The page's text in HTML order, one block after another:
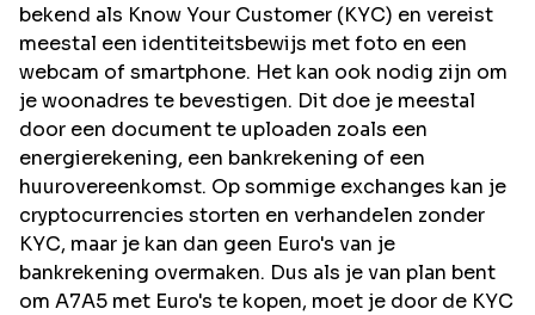
bekend als Know Your Customer (KYC) en vereist
meestal een identiteitsbewijs met foto en een
webcam of smartphone. Het kan ook nodig zijn om
je woonadres te bevestigen. Dit doe je meestal
door een document te uploaden zoals een
energierekening, een bankrekening of een
huurovereenkomst. Op sommige exchanges kan je
cryptocurrencies storten en verhandelen zonder
KYC, maar je kan dan geen Euro's van je
bankrekening overmaken. Dus als je van plan bent
om A7A5 met Euro's te kopen, moet je door de KYC